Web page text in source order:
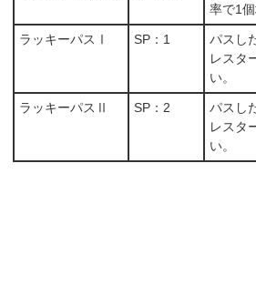
率で1個
ラッキーパスⅠ SP：1
パスし
レスタ
い。
ラッキーパスⅡ SP：2
パスし
レスタ
い。